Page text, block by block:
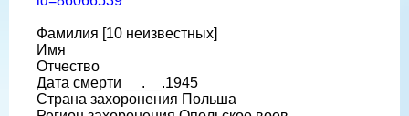
Фамилия [10 неизвестных]
Имя
Отчество
Дата смерти __.__.1945
Страна захоронения Польша